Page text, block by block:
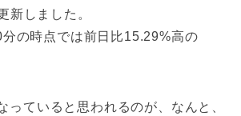
新しました。
分の時点では前日比15.29%高の
っていると思われるのが、なんと、